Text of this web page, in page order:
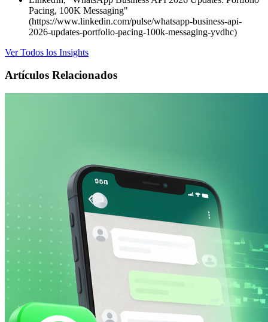
Pacing, 100K Messaging"
(https://www.linkedin.com/pulse/whatsapp-business-api-
2026-updates-portfolio-pacing-100k-messaging-yvdhc)
Ver Todos los Insights
Artículos Relacionados